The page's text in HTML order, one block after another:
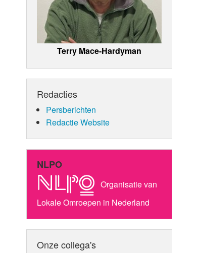
Terry Mace-Hardyman
Redacties
Persberichten
Redactie Website
NLPO
Organisatie van
Lokale Omroepen in Nederland
Onze collega's